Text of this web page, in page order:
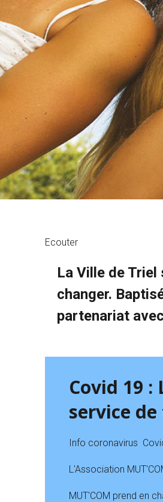
Ecouter
La Ville de Triel
changer.
partenariat
Covid 19
service
Info coronavirus
L'Association
MUT'COM prend en